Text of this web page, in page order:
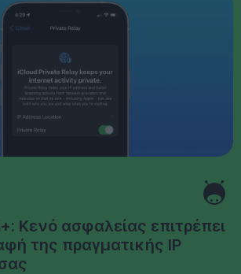
Κενό ασφαλείας επιτρέπει
της πραγματικής IP